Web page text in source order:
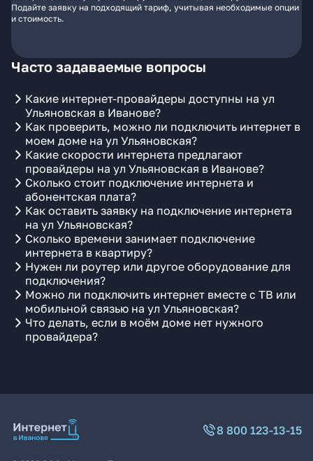
Подайте заявку на подходящий тариф, учитывая необходимые опции
и стоимость.
Часто задаваемые вопросы
Какие интернет-провайдеры доступны на ул
Ульяновская в Иванове?
Как проверить, можно ли подключить интернет в
моем доме на ул Ульяновская?
Какие скорости интернета предлагают
провайдеры на ул Ульяновская в Иванове?
Сколько стоит подключение интернета и
абонентская плата?
Как оставить заявку на подключение интернета
на ул Ульяновская?
Сколько времени занимает подключение
интернета в квартиру?
Нужен ли роутер или другое оборудование для
подключения?
Можно ли подключить интернет вместе с ТВ или
мобильной связью на ул Ульяновская?
Что делать, если в моём доме нет нужного
провайдера?
8 800 123-13-15